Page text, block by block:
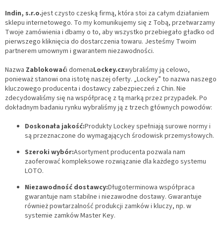
Indin, s.r.o.jest czysto czeską firmą, która stoi za całym działaniem
sklepu internetowego. To my komunikujemy się z Tobą, przetwarzamy
Twoje zamówienia i dbamy o to, aby wszystko przebiegało gładko od
pierwszego kliknięcia do dostarczenia towaru. Jesteśmy Twoim
partnerem umownym i gwarantem niezawodności.
Nazwa Zablokowaći domenaLockey.czwybraliśmy ją celowo,
ponieważ stanowi ona istotę naszej oferty. „Lockey” to nazwa naszego
kluczowego producenta i dostawcy zabezpieczeń z Chin. Nie
zdecydowaliśmy się na współpracę z tą marką przez przypadek. Po
dokładnym badaniu rynku wybraliśmy ją z trzech głównych powodów:
Doskonała jakość:Produkty Lockey spełniają surowe normy i
są przeznaczone do wymagających środowisk przemysłowych.
Szeroki wybór:Asortyment producenta pozwala nam
zaoferować kompleksowe rozwiązanie dla każdego systemu
LOTO.
Niezawodność dostawcy:Długoterminowa współpraca
gwarantuje nam stabilne i niezawodne dostawy. Gwarantuje
również powtarzalność produkcji zamków i kluczy, np. w
systemie zamków Master Key.